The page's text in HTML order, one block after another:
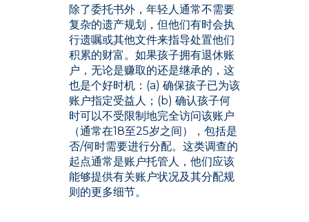
除了委托书外，年轻人通常不需要
复杂的遗产规划，但他们有时会执
行遗嘱或其他文件来指导处置他们
积累的财富。如果孩子拥有退休账
户，无论是赚取的还是继承的，这
也是个好时机：(a) 确保孩子已为该
账户指定受益人；(b) 确认孩子何
时可以不受限制地完全访问该账户
（通常在18至25岁之间），包括是
否/何时需要进行分配。这类调查的
起点通常是账户托管人，他们应该
能够提供有关账户状况及其分配规
则的更多细节。